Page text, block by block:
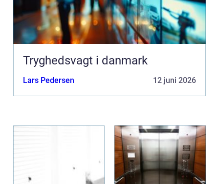
Tryghedsvagt i danmark
Lars Pedersen 12 juni 2026